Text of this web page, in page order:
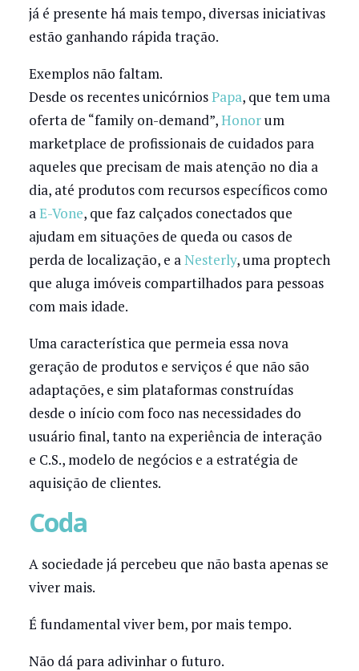
já é presente há mais tempo, diversas iniciativas
estão ganhando rápida tração.
Exemplos não faltam.
Desde os recentes unicórniosPapa, que tem uma
oferta de “family on-demand”,Honorum
marketplace de profissionais de cuidados para
aqueles que precisam de mais atenção no dia a
dia, até produtos com recursos específicos como
aE-Vone, que faz calçados conectados que
ajudam em situações de queda ou casos de
perda de localização, e aNesterly, uma proptech
que aluga imóveis compartilhados para pessoas
com mais idade.
Uma característica que permeia essa nova
geração de produtos e serviços é que não são
adaptações, e sim plataformas construídas
desde o início com foco nas necessidades do
usuário final, tanto na experiência de interação
e C.S., modelo de negócios e a estratégia de
aquisição de clientes.
Coda
A sociedade já percebeu que não basta apenas se
viver mais.
É fundamental viver bem, por mais tempo.
Não dá para adivinhar o futuro.